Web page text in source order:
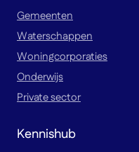
Gemeenten
Waterschappen
Woningcorporaties
Onderwijs
Private sector
Kennishub